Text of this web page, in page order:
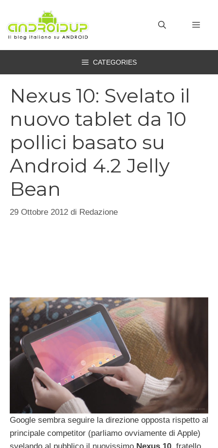
contenuto
CATEGORIES
Nexus 10: Svelato il
nuovo tablet da 10
pollici basato su
Android 4.2 Jelly
Bean
29 Ottobre 2012 di Redazione
Google sembra seguire la direzione opposta rispetto al
principale competitor (parliamo ovviamente di Apple)